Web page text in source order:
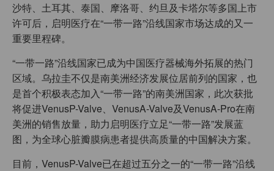
沙特、土耳其、泰国、摩洛哥、约旦及卡塔尔等多国上市
许可后，启明医疗在“一带一路”沿线国家市场达成的又一
重要里程碑。
“一带一路”沿线国家已成为中国医疗器械海外拓展的热门
区域。乌拉圭不仅是南美洲经济发展位居前列的国家，也
是首个积极表态加入“一带一路”的南美洲国家，此次获批
将促进VenusP-Valve、VenusA-Valve及VenusA-Pro在南
美洲的销售放量，助力启明医疗立足“一带一路”发展蓝
图，为全球心脏瓣膜病患者提供高质量的中国解决方案。
目前，VenusP-Valve已在超过五分之一的“一带一路”沿线